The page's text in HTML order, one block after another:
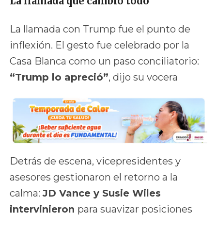
La llamada con Trump fue el punto de
inflexión. El gesto fue celebrado por la
Casa Blanca como un paso conciliatorio:
“Trump lo apreció”, dijo su vocera
Detrás de escena, vicepresidentes y
asesores gestionaron el retorno a la
calma: JD Vance y Susie Wiles
intervinieron para suavizar posiciones